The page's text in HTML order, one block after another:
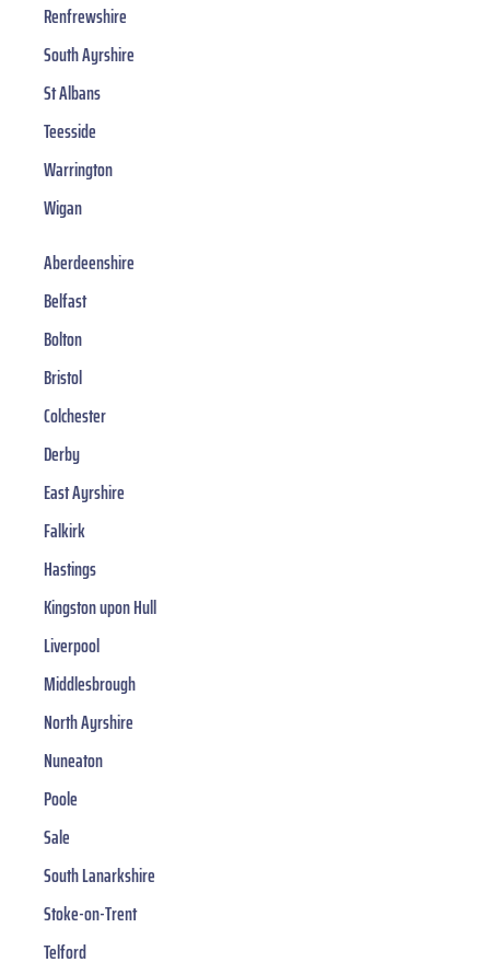
Renfrewshire
South Ayrshire
St Albans
Teesside
Warrington
Wigan
Aberdeenshire
Belfast
Bolton
Bristol
Colchester
Derby
East Ayrshire
Falkirk
Hastings
Kingston upon Hull
Liverpool
Middlesbrough
North Ayrshire
Nuneaton
Poole
Sale
South Lanarkshire
Stoke-on-Trent
Telford